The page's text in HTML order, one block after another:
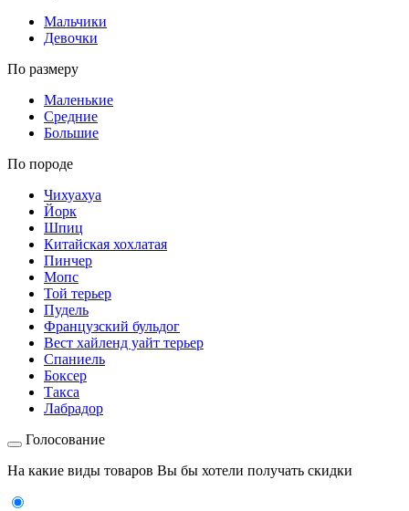
Мальчики
Девочки
По размеру
Маленькие
Средние
Большие
По породе
Чихуахуа
Йорк
Шпиц
Китайская хохлатая
Пинчер
Мопс
Той терьер
Пудель
Французский бульдог
Вест хайленд уайт терьер
Спаниель
Боксер
Такса
Лабрадор
Голосование
На какие виды товаров Вы бы хотели получать скидки